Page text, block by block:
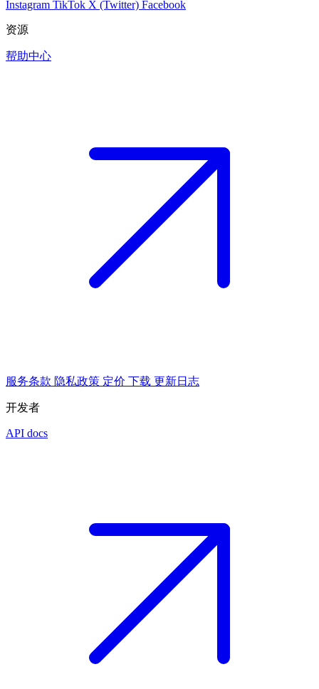
Instagram TikTok X (Twitter) Facebook
资源
帮助中心
服务条款 隐私政策 定价 下载 更新日志
开发者
API docs